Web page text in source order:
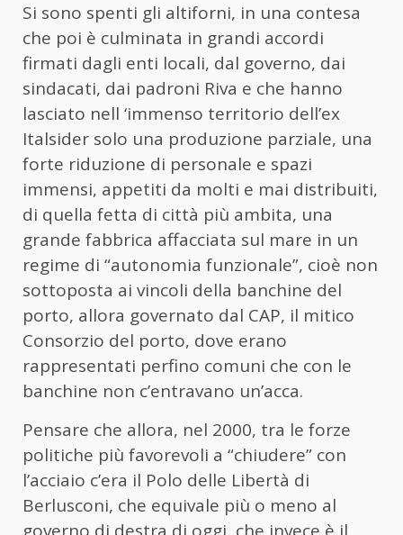
Si sono spenti gli altiforni, in una contesa
che poi è culminata in grandi accordi
firmati dagli enti locali, dal governo, dai
sindacati, dai padroni Riva e che hanno
lasciato nell ‘immenso territorio dell’ex
Italsider solo una produzione parziale, una
forte riduzione di personale e spazi
immensi, appetiti da molti e mai distribuiti,
di quella fetta di città più ambita, una
grande fabbrica affacciata sul mare in un
regime di “autonomia funzionale”, cioè non
sottoposta ai vincoli della banchine del
porto, allora governato dal CAP, il mitico
Consorzio del porto, dove erano
rappresentati perfino comuni che con le
banchine non c’entravano un’acca.
Pensare che allora, nel 2000, tra le forze
politiche più favorevoli a “chiudere” con
l’acciaio c’era il Polo delle Libertà di
Berlusconi, che equivale più o meno al